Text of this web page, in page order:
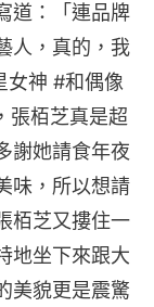
道：「連品牌
人，真的，我
女神 #和偶像
張栢芝真是超
謝她請食年夜
味，所以想請
栢芝又摟住一
地坐下來跟大
美貌更是震驚